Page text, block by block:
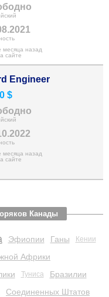
месяца назад
сайте
Engineer
$
месяца назад
сайте
Канады
Эфиопии Ганы Кении
Африки
Туниса Бразилии
Соединенных Штатов